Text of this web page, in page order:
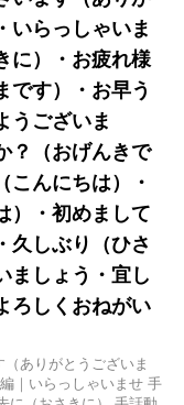
いらっしゃいま
に）・お疲れ様
です）・お早う
うございま
？（おげんきで
こんにちは）・
）・初めまして
久しぶり（ひさ
ましょう・宜し
ろしくおねがい
ありがとうございま
｜いらっしゃいませ 手